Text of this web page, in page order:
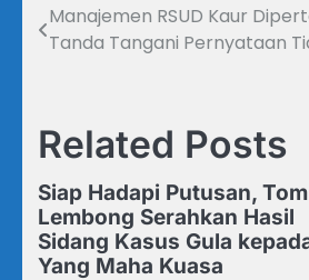
Navigasi
Manajemen RSUD Kaur
Tanda Tangani Pernyataan
Related Posts
Siap Hadapi Putusan, Tom
Lembong Serahkan Hasil
Sidang Kasus Gula
Yang Maha Kuasa